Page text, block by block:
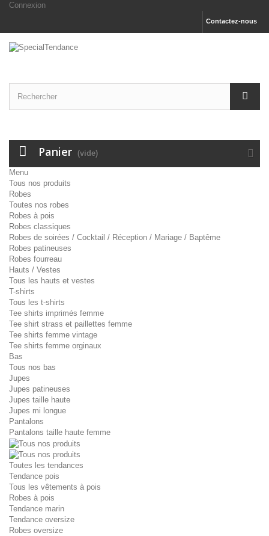
Connexion
Contactez-nous
Panier (vide)
Menu
Tous nos produits
Robes
Toutes nos robes
Robes à pois
Robes classiques
Robes de soirées / Cocktail / Réception / Mariage / Baptême
Robes patineuses
Robes fourreau
Hauts / Vestes
Tous les hauts et vestes
T-shirts
Tous les t-shirts
Tee shirts imprimés femme
Tee shirt strass et paillettes femme
Tee shirts femme vintage
Tee shirts femme orginaux
Bas
Tous nos bas
Jupes
Jupes patineuses
Jupes taille haute
Jupes mi longue
Pantalons
Pantalons taille haute femme
Toutes les tendances
Tendance pois
Tous les vêtements à pois
Robes à pois
Tendance marin
Tendance oversize
Robes oversize